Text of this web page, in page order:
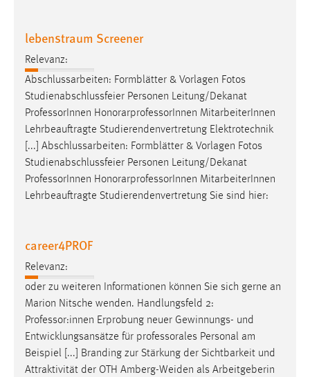
lebenstraum Screener
Relevanz:
Abschlussarbeiten: Formblätter & Vorlagen Fotos
Studienabschlussfeier Personen Leitung/Dekanat
Professor Innen HonorarprofessorInnen MitarbeiterInnen
Lehrbeauftragte Studierendenvertretung Elektrotechnik
[...] Abschlussarbeiten: Formblätter & Vorlagen Fotos
Studienabschlussfeier Personen Leitung/Dekanat
Professor Innen HonorarprofessorInnen MitarbeiterInnen
Lehrbeauftragte Studierendenvertretung Sie sind hier:
career4PROF
Relevanz:
oder zu weiteren Informationen können Sie sich gerne an
Marion Nitsche wenden. Handlungsfeld 2:
Professor:innen Erprobung neuer Gewinnungs- und
Entwicklungsansätze für professorales Personal am
Beispiel [...] Branding zur Stärkung der Sichtbarkeit und
Attraktivität der OTH Amberg-Weiden als Arbeitgeberin
Plattformen anzeigen zu können, werden von diesen
externen Medien Cookies gesetzt.
YouTube
Vimeo